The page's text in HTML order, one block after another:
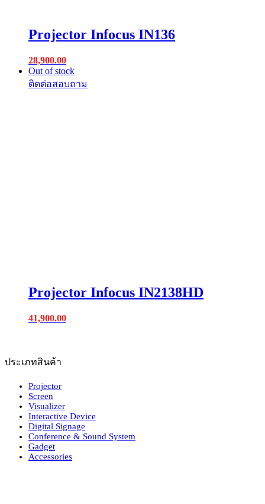
Projector Infocus IN136
28,900.00
Out of stock
Projector Infocus IN2138HD
41,900.00
ประเภทสินค้า
Projector
Screen
Visualizer
Interactive Device
Digital Signage
Conference & Sound System
Gadget
Accessories